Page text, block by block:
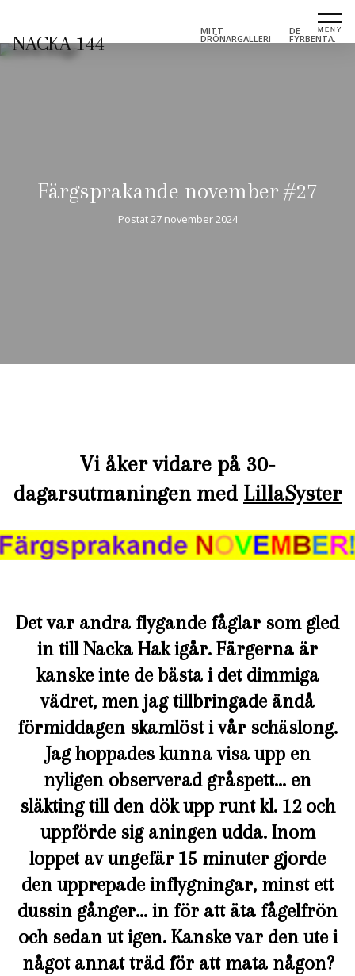
NACKA 144
MITT
DRÖNARGALLERI
DE
FYRBENTA.
Färgsprakande november #27
Postat27 november 2024
Vi åker vidare på 30-
dagarsutmaningen med LillaSyster
Det var andra flygande fåglar som gled
in till Nacka Hak igår. Färgerna är
kanske inte de bästa i det dimmiga
vädret, men jag tillbringade ändå
förmiddagen skamlöst i vår schäslong.
Jag hoppades kunna visa upp en
nyligen observerad gråspett… en
släkting till den dök upp runt kl. 12 och
uppförde sig aningen udda. Inom
loppet av ungefär 15 minuter gjorde
den upprepade inflygningar, minst ett
dussin gånger… in för att äta fågelfrön
och sedan ut igen. Kanske var den ute i
något annat träd för att mata någon?